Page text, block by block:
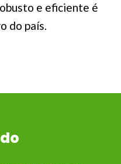
e eficiente é
do país.